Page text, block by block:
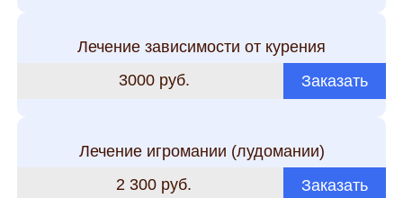
Лечение зависимости от курения
3000 руб.
Заказать
Лечение игромании (лудомании)
2 300 руб.
Заказать